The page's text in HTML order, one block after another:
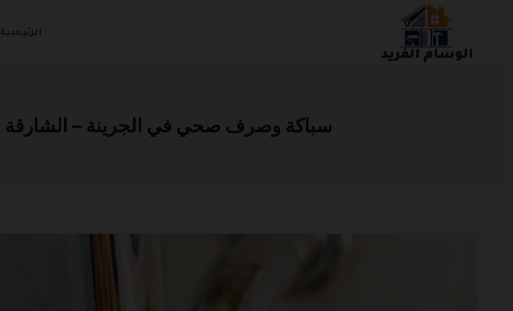
الرئيسية
سباكة وصرف صحي في الجرينة – الشارقة 0501270935